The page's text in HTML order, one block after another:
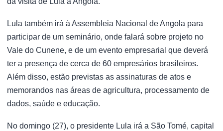
Lula também irá à Assembleia Nacional de Angola para
participar de um seminário, onde falará sobre projeto no
Vale do Cunene, e de um evento empresarial que deverá
ter a presença de cerca de 60 empresários brasileiros.
Além disso, estão previstas as assinaturas de atos e
memorandos nas áreas de agricultura, processamento de
dados, saúde e educação.
No domingo (27), o presidente Lula irá a São Tomé, capital